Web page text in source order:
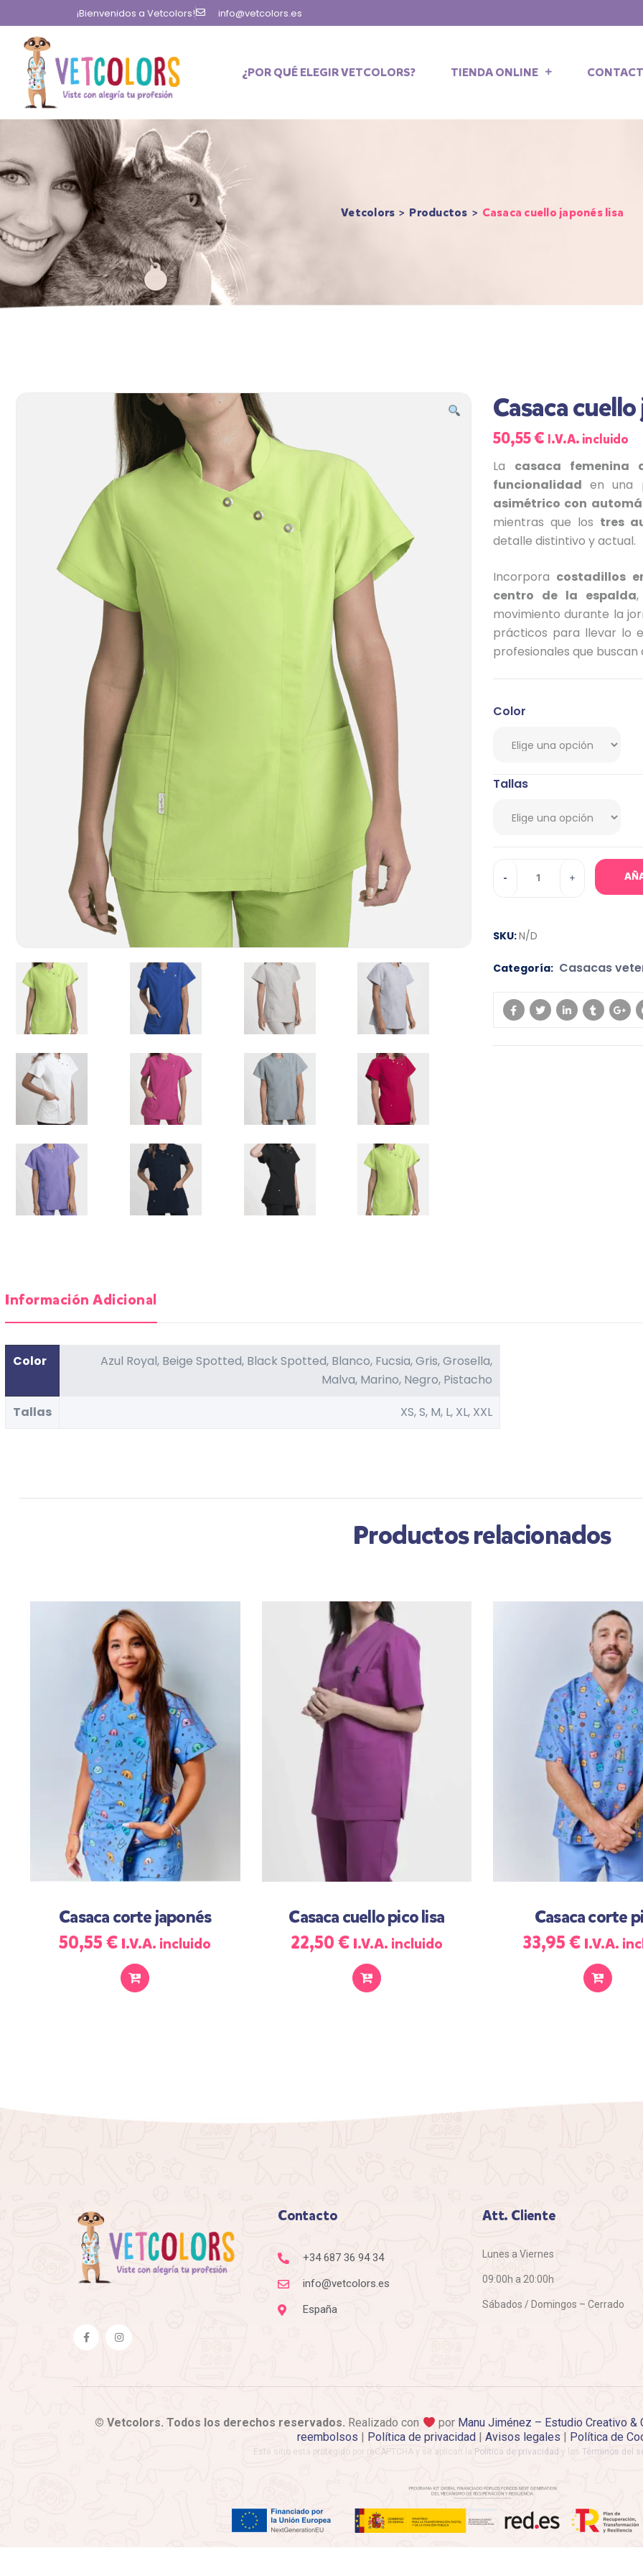
¡Bienvenidos a Vetcolors! info@vetcolors.es
¿POR QUÉ ELEGIR VETCOLORS? TIENDA ONLINE
Vetcolors > Productos > Casaca cuello japonés lisa
Casaca
50,55€ I.V.A. incluido
La casaca femenina
funcionalidad en una
asimétrico con
mientras que los tres
detalle distintivo y actual.
Incorpora costadillos
centro de la espalda
movimiento durante la
prácticos para llevar lo
profesionales que
Color
Tallas
SKU:N/D
Categoría: Casacas
Información Adicional
Color
Azul Royal, Beige Spotted, Black Spotted, Blanco, Fucsia, Gris, Grosella,
Malva, Marino, Negro, Pistacho
Tallas
XS, S, M, L, XL, XXL
Productos relacionados
Casaca corte japonés
50,55€ I.V.A. incluido
Casaca cuello pico lisa
22,50€ I.V.A. incluido
Casaca corte
33,95€ I.V.A.
Contacto
+34 687 36 94 34
info@vetcolors.es
España
Att. Cliente
Lunes a Viernes
09:00h a 20:00h
Sábados / Domingos – Cerrado
© Vetcolors. Todos los derechos reservados. Realizado con por Manu Jiménez – Estudio Creativo &
reembolsos | Política de privacidad| Avisos legales | Política de
Este sitio está protegido por reCAPTCHA y se aplican la Política de privacidad y los Términos del